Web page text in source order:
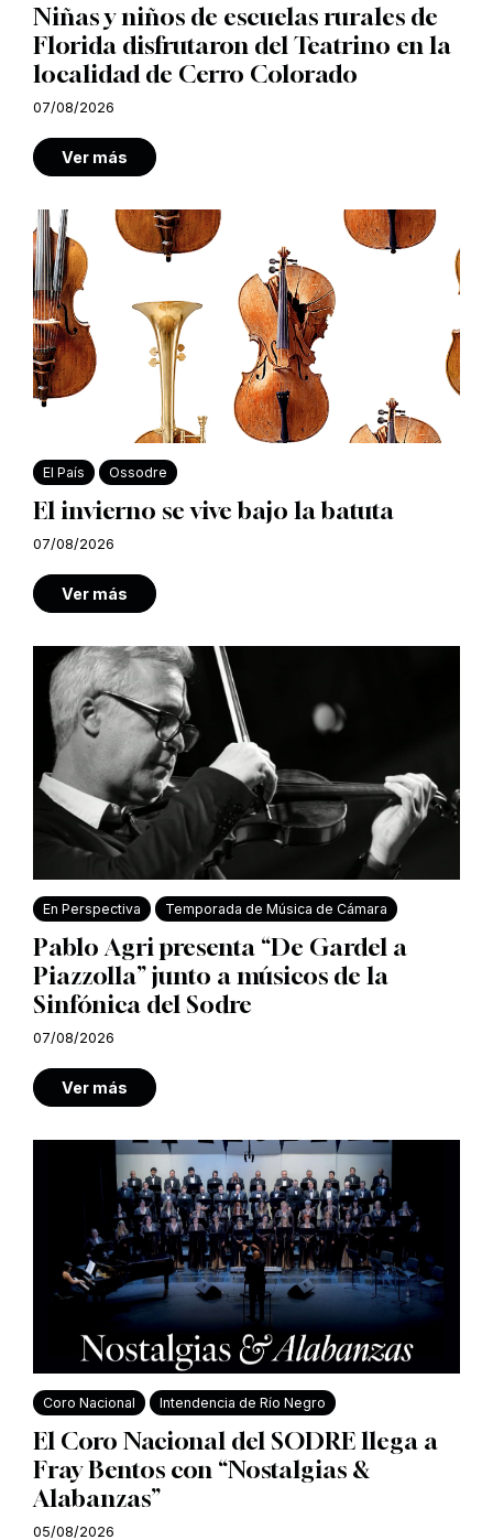
Niñas y niños de escuelas rurales de
Florida disfrutaron del Teatrino en la
localidad de Cerro Colorado
07/08/2026
Ver más
El País Ossodre
El invierno se vive bajo la batuta
07/08/2026
Ver más
En Perspectiva Temporada de Música de Cámara
Pablo Agri presenta “De Gardel a
Piazzolla” junto a músicos de la
Sinfónica del Sodre
07/08/2026
Ver más
Coro Nacional Intendencia de Río Negro
El Coro Nacional del SODRE llega a
Fray Bentos con “Nostalgias &
Alabanzas”
05/08/2026